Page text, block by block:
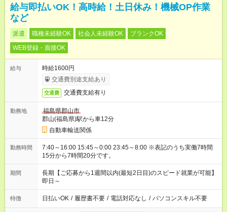
給与即払いOK！高時給！土日休み！機械OP作業
など
派遣 職種未経験OK 社会人未経験OK
ブランクOK
WEB登録・面接OK
給与
時給1600円
交通費別途支給あり
交通費 交通費支給有り
勤務地
福島県郡山市
郡山(福島県)駅から車12分
自動車輸送関係
勤務時間
7:40～16:00 15:45～0:00 23:45～8:00 ※表記のうち実働7時間
15分から7時間20分です。
期間
長期【ご応募から1週間以内(最短2日目)のスピード就業が可能】
即日～
特徴 日払いOK / 履歴書不要 / 電話対応なし / パソコンスキル不要